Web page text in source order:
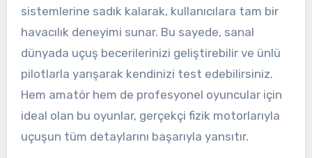
sistemlerine sadık kalarak, kullanıcılara tam bir
havacılık deneyimi sunar. Bu sayede, sanal
dünyada uçuş becerilerinizi geliştirebilir ve ünlü
pilotlarla yarışarak kendinizi test edebilirsiniz.
Hem amatör hem de profesyonel oyuncular için
ideal olan bu oyunlar, gerçekçi fizik motorlarıyla
uçuşun tüm detaylarını başarıyla yansıtır.